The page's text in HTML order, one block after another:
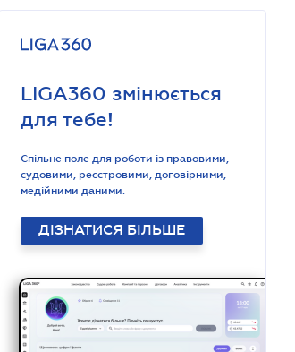
LIGA360 змінюється
для тебе!
Спільне поле для роботи із правовими,
судовими, реєстровими, договірними,
медійними даними.
ДІЗНАТИСЯ БІЛЬШЕ